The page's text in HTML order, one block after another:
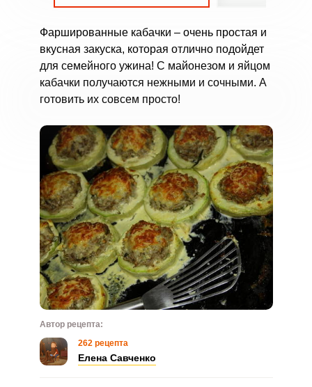
Фаршированные кабачки – очень простая и
вкусная закуска, которая отлично подойдет
для семейного ужина! С майонезом и яйцом
кабачки получаются нежными и сочными. А
готовить их совсем просто!
Автор рецепта:
262 рецепта
Елена Савченко